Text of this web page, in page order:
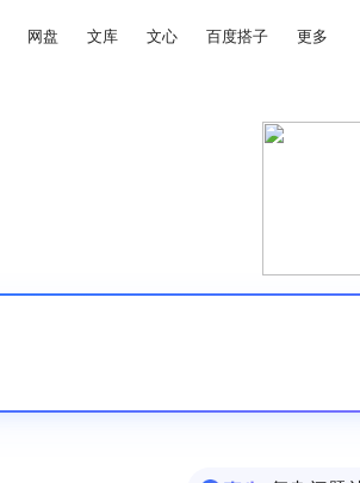
网盘 文库 文心 百度搭子 更多